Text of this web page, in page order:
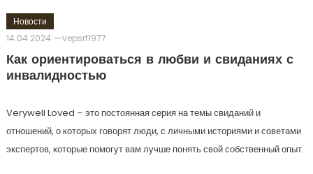
Новости
14.04.2024
vepsrf1977
Как ориентироваться в любви и свиданиях с
инвалидностью
Verywell Loved – это постоянная серия на темы свиданий и
отношений, о которых говорят люди, с личными историями и советами
экспертов, которые помогут вам лучше понять свой собственный опыт.